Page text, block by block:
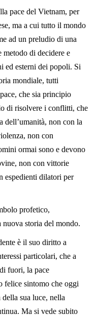
pace del Vietnam, per
ma a cui tutto il mondo
ad un preludio di una
metodo di decidere e
ed esterni dei popoli. Si
mondiale, tutti
che sia principio
di risolvere i conflitti, che
dell’umanità, non con la
non con
ormai sono e devono
non con vittorie
espedienti dilatori per
profetico,
nuova storia del mondo.
è il suo diritto a
particolari, che a
fuori, la pace
felice sintomo che oggi
sua luce, nella
Ma si vede subito